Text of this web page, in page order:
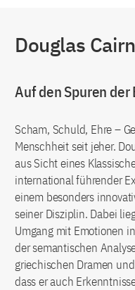
Douglas
Auf den Spuren
Scham, Schuld, Ehre –
Menschheit seit jeher.
aus Sicht eines
international führender
einem besonders
seiner Disziplin. Dabei
Umgang mit Emotionen
der semantischen
griechischen Dramen
dass er auch